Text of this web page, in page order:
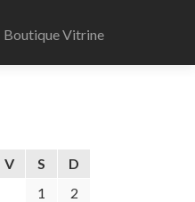
Boutique Vitrine
V S
D
1
2